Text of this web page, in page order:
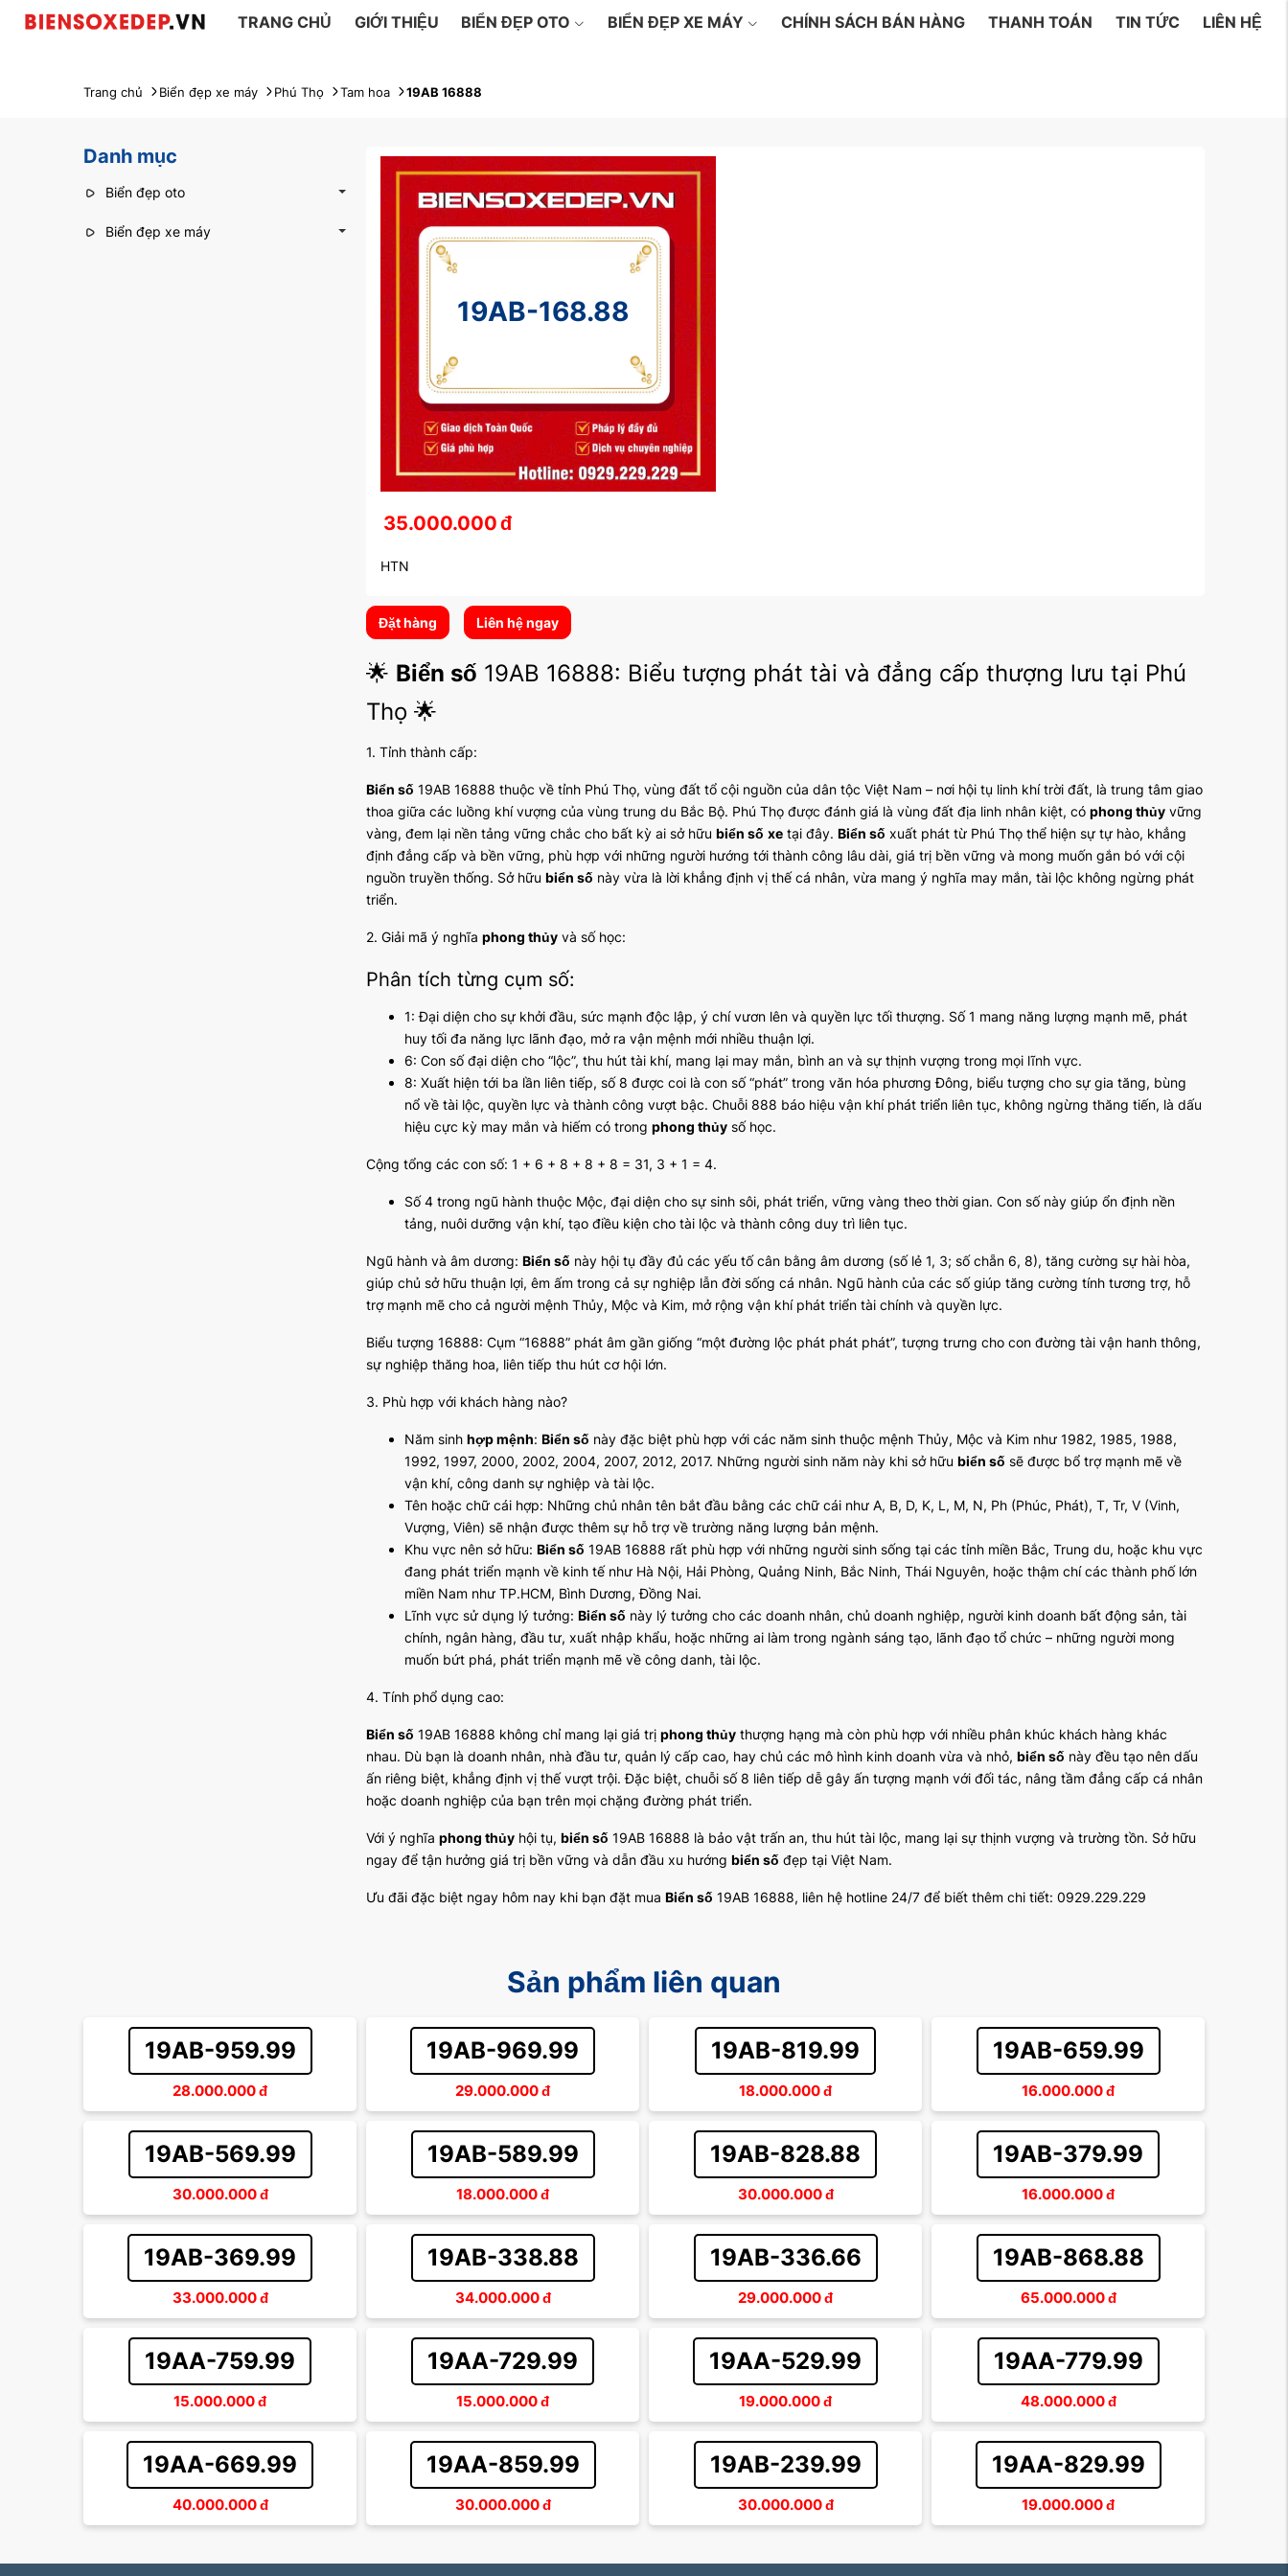
TRANG CHỦ GIỚI THIỆU BIỂN ĐẸP OTO BIỂN ĐẸP XE MÁY CHÍNH SÁCH BÁN HÀNG THANH TOÁN TIN TỨC LIÊN HỆ
Trang chủ Biển đẹp xe máy Phú Thọ Tam hoa 19AB 16888
Danh mục
Biển đẹp oto
Biển đẹp xe máy
19AB-168.88
35.000.000đ
HTN
Đặt hàng Liên hệ ngay
🌟 Biển số 19AB 16888: Biểu tượng phát tài và đẳng cấp thượng lưu tại Phú
Thọ 🌟
1. Tỉnh thành cấp:
Biển số 19AB 16888 thuộc về tỉnh Phú Thọ, vùng đất tổ cội nguồn của dân tộc Việt Nam – nơi hội tụ linh khí trời đất, là trung tâm giao
thoa giữa các luồng khí vượng của vùng trung du Bắc Bộ. Phú Thọ được đánh giá là vùng đất địa linh nhân kiệt, có phong thủy vững
vàng, đem lại nền tảng vững chắc cho bất kỳ ai sở hữu biển số xe tại đây. Biển số xuất phát từ Phú Thọ thể hiện sự tự hào, khẳng
định đẳng cấp và bền vững, phù hợp với những người hướng tới thành công lâu dài, giá trị bền vững và mong muốn gắn bó với cội
nguồn truyền thống. Sở hữu biển số này vừa là lời khẳng định vị thế cá nhân, vừa mang ý nghĩa may mắn, tài lộc không ngừng phát
triển.
2. Giải mã ý nghĩa phong thủy và số học:
Phân tích từng cụm số:
1: Đại diện cho sự khởi đầu, sức mạnh độc lập, ý chí vươn lên và quyền lực tối thượng. Số 1 mang năng lượng mạnh mẽ, phát
huy tối đa năng lực lãnh đạo, mở ra vận mệnh mới nhiều thuận lợi.
6: Con số đại diện cho “lộc”, thu hút tài khí, mang lại may mắn, bình an và sự thịnh vượng trong mọi lĩnh vực.
8: Xuất hiện tới ba lần liên tiếp, số 8 được coi là con số “phát” trong văn hóa phương Đông, biểu tượng cho sự gia tăng, bùng
nổ về tài lộc, quyền lực và thành công vượt bậc. Chuỗi 888 báo hiệu vận khí phát triển liên tục, không ngừng thăng tiến, là dấu
hiệu cực kỳ may mắn và hiếm có trong phong thủy số học.
Cộng tổng các con số: 1 + 6 + 8 + 8 + 8 = 31, 3 + 1 = 4.
Số 4 trong ngũ hành thuộc Mộc, đại diện cho sự sinh sôi, phát triển, vững vàng theo thời gian. Con số này giúp ổn định nền
tảng, nuôi dưỡng vận khí, tạo điều kiện cho tài lộc và thành công duy trì liên tục.
Ngũ hành và âm dương: Biển số này hội tụ đầy đủ các yếu tố cân bằng âm dương (số lẻ 1, 3; số chẵn 6, 8), tăng cường sự hài hòa,
giúp chủ sở hữu thuận lợi, êm ấm trong cả sự nghiệp lẫn đời sống cá nhân. Ngũ hành của các số giúp tăng cường tính tương trợ, hỗ
trợ mạnh mẽ cho cả người mệnh Thủy, Mộc và Kim, mở rộng vận khí phát triển tài chính và quyền lực.
Biểu tượng 16888: Cụm “16888” phát âm gần giống “một đường lộc phát phát phát”, tượng trưng cho con đường tài vận hanh thông,
sự nghiệp thăng hoa, liên tiếp thu hút cơ hội lớn.
3. Phù hợp với khách hàng nào?
Năm sinh hợp mệnh: Biển số này đặc biệt phù hợp với các năm sinh thuộc mệnh Thủy, Mộc và Kim như 1982, 1985, 1988,
1992, 1997, 2000, 2002, 2004, 2007, 2012, 2017. Những người sinh năm này khi sở hữu biển số sẽ được bổ trợ mạnh mẽ về
vận khí, công danh sự nghiệp và tài lộc.
Tên hoặc chữ cái hợp: Những chủ nhân tên bắt đầu bằng các chữ cái như A, B, D, K, L, M, N, Ph (Phúc, Phát), T, Tr, V (Vinh,
Vượng, Viên) sẽ nhận được thêm sự hỗ trợ về trường năng lượng bản mệnh.
Khu vực nên sở hữu: Biển số 19AB 16888 rất phù hợp với những người sinh sống tại các tỉnh miền Bắc, Trung du, hoặc khu vực
đang phát triển mạnh về kinh tế như Hà Nội, Hải Phòng, Quảng Ninh, Bắc Ninh, Thái Nguyên, hoặc thậm chí các thành phố lớn
miền Nam như TP.HCM, Bình Dương, Đồng Nai.
Lĩnh vực sử dụng lý tưởng: Biển số này lý tưởng cho các doanh nhân, chủ doanh nghiệp, người kinh doanh bất động sản, tài
chính, ngân hàng, đầu tư, xuất nhập khẩu, hoặc những ai làm trong ngành sáng tạo, lãnh đạo tổ chức – những người mong
muốn bứt phá, phát triển mạnh mẽ về công danh, tài lộc.
4. Tính phổ dụng cao:
Biển số 19AB 16888 không chỉ mang lại giá trị phong thủy thượng hạng mà còn phù hợp với nhiều phân khúc khách hàng khác
nhau. Dù bạn là doanh nhân, nhà đầu tư, quản lý cấp cao, hay chủ các mô hình kinh doanh vừa và nhỏ, biển số này đều tạo nên dấu
ấn riêng biệt, khẳng định vị thế vượt trội. Đặc biệt, chuỗi số 8 liên tiếp dễ gây ấn tượng mạnh với đối tác, nâng tầm đẳng cấp cá nhân
hoặc doanh nghiệp của bạn trên mọi chặng đường phát triển.
Với ý nghĩa phong thủy hội tụ, biển số 19AB 16888 là bảo vật trấn an, thu hút tài lộc, mang lại sự thịnh vượng và trường tồn. Sở hữu
ngay để tận hưởng giá trị bền vững và dẫn đầu xu hướng biển số đẹp tại Việt Nam.
Ưu đãi đặc biệt ngay hôm nay khi bạn đặt mua Biển số 19AB 16888, liên hệ hotline 24/7 để biết thêm chi tiết: 0929.229.229
Sản phẩm liên quan
19AB-959.99
28.000.000đ
19AB-969.99
29.000.000đ
19AB-819.99
18.000.000đ
19AB-659.99
16.000.000đ
19AB-569.99
30.000.000đ
19AB-589.99
18.000.000đ
19AB-828.88
30.000.000đ
19AB-379.99
16.000.000đ
19AB-369.99
33.000.000đ
19AB-338.88
34.000.000đ
19AB-336.66
29.000.000đ
19AB-868.88
65.000.000đ
19AA-759.99
15.000.000đ
19AA-729.99
15.000.000đ
19AA-529.99
19.000.000đ
19AA-779.99
48.000.000đ
19AA-669.99
40.000.000đ
19AA-859.99
30.000.000đ
19AB-239.99
30.000.000đ
19AA-829.99
19.000.000đ